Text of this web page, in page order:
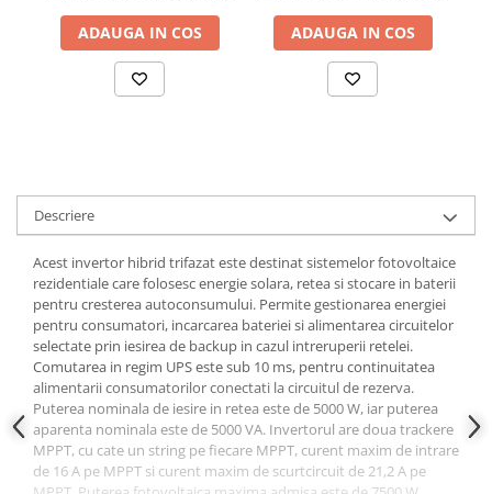
ADAUGA IN COS ADAUGA IN COS
Descriere
Acest invertor hibrid trifazat este destinat sistemelor fotovoltaice
rezidentiale care folosesc energie solara, retea si stocare in baterii
pentru cresterea autoconsumului. Permite gestionarea energiei
pentru consumatori, incarcarea bateriei si alimentarea circuitelor
selectate prin iesirea de backup in cazul intreruperii retelei.
Comutarea in regim UPS este sub 10 ms, pentru continuitatea
alimentarii consumatorilor conectati la circuitul de rezerva.
Puterea nominala de iesire in retea este de 5000 W, iar puterea
aparenta nominala este de 5000 VA. Invertorul are doua trackere
MPPT, cu cate un string pe fiecare MPPT, curent maxim de intrare
de 16 A pe MPPT si curent maxim de scurtcircuit de 21,2 A pe